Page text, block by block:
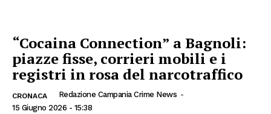
“Cocaina Connection” a Bagnoli:
piazze fisse, corrieri mobili e i
registri in rosa del narcotraffico
CRONACA Redazione Campania Crime News -
15 Giugno 2026 - 15:38